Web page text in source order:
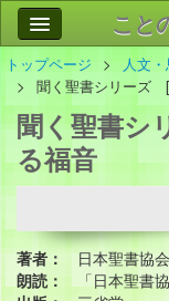
こと
トップページ
人文
聞く聖書シリーズ
聞く聖書シ
る福音
著者：
日本聖書協会
朗読：
「日本聖書